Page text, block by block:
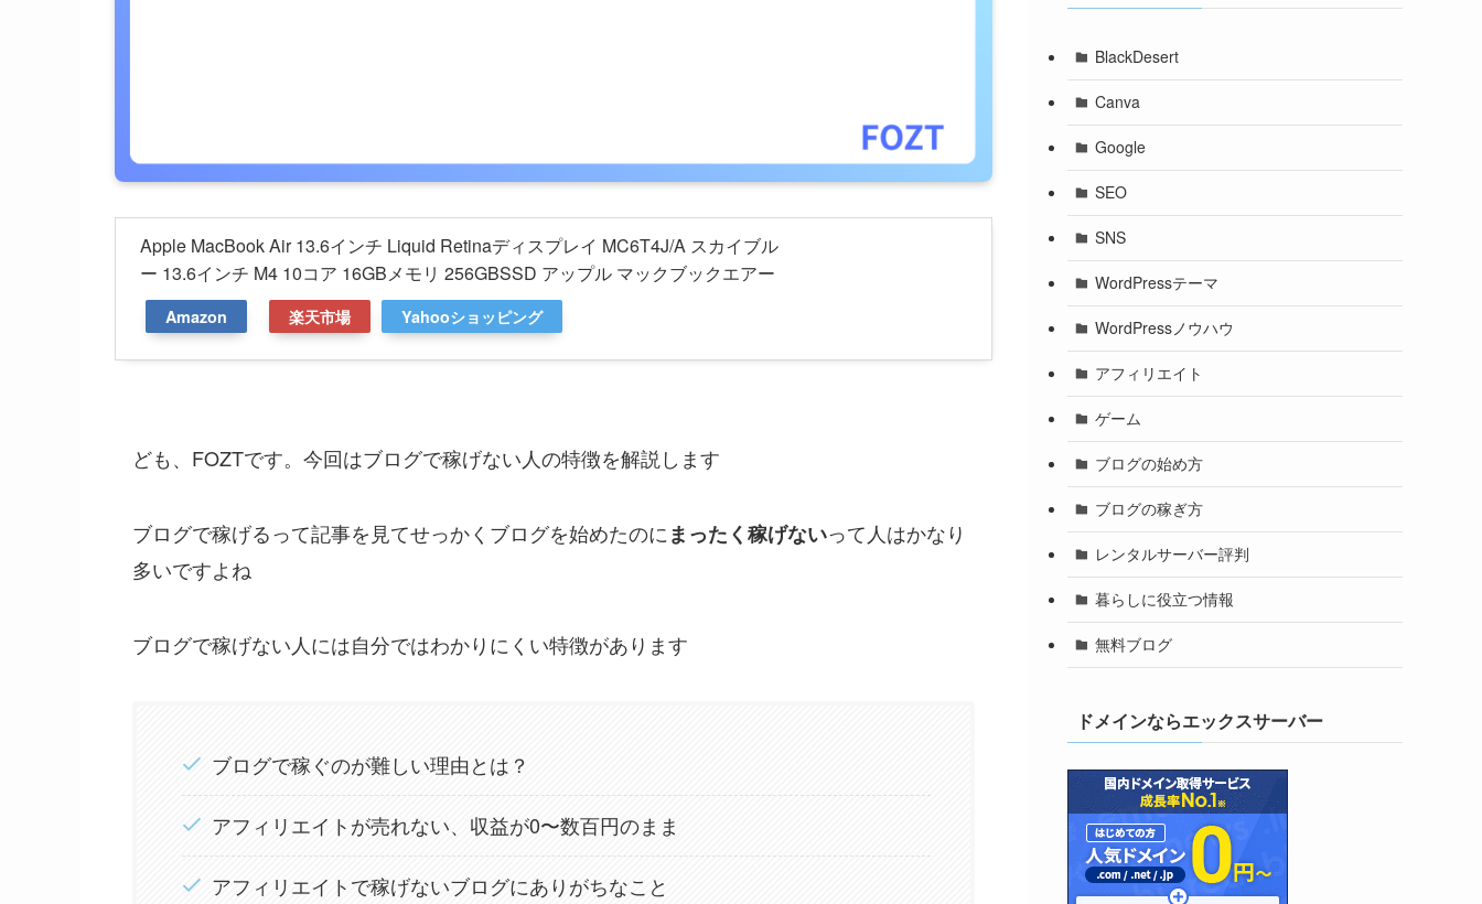
Apple MacBook Air 13.6インチ Liquid Retinaディスプレイ MC6T4J/A スカイブル
ー 13.6インチ M4 10コア 16GBメモリ 256GBSSD アップル マックブックエアー
Amazon 楽天市場 Yahooショッピング
ども、FOZTです。今回はブログで稼げない人の特徴を解説します
ブログで稼げるって記事を見てせっかくブログを始めたのにまったく稼げないって人はかなり
多いですよね
ブログで稼げない人には自分ではわかりにくい特徴があります
ブログで稼ぐのが難しい理由とは？
アフィリエイトが売れない、収益が0〜数百円のまま
アフィリエイトで稼げないブログにありがちなこと
BlackDesert
Canva
Google
SEO
SNS
WordPressテーマ
WordPressノウハウ
アフィリエイト
ゲーム
ブログの始め方
ブログの稼ぎ方
レンタルサーバー評判
暮らしに役立つ情報
無料ブログ
ドメインならエックスサーバー